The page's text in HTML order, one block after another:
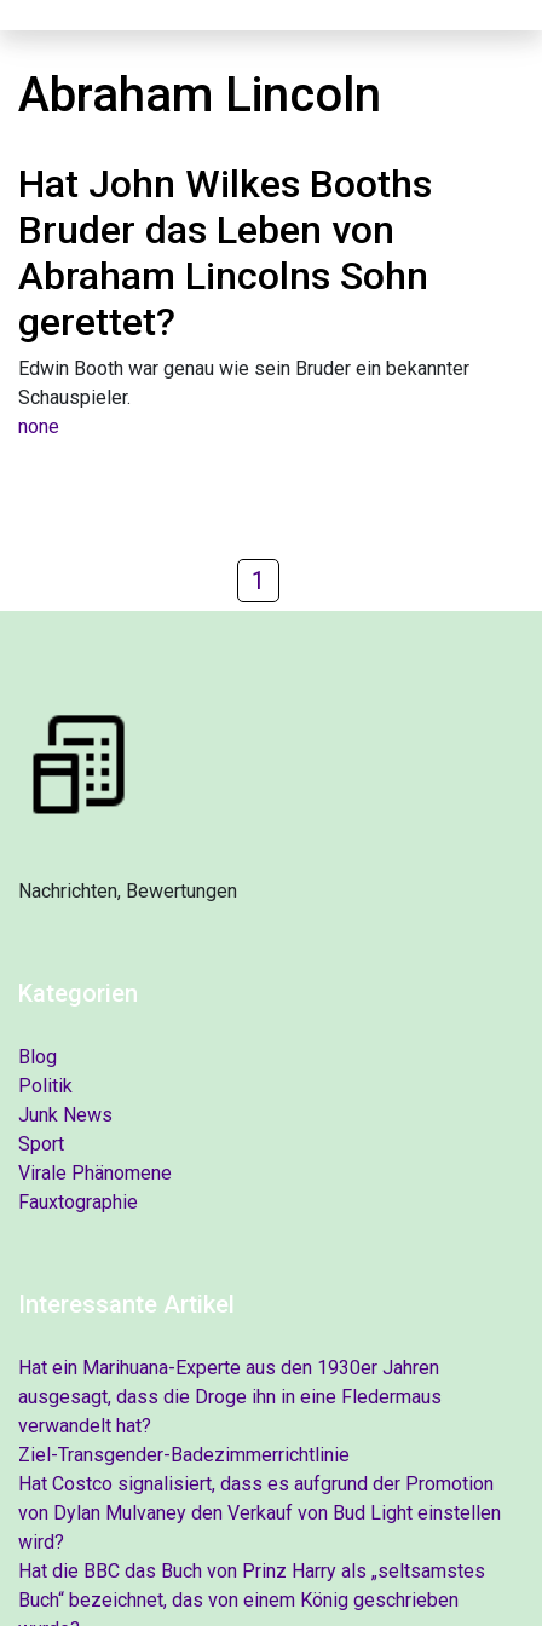
Abraham Lincoln
Hat John Wilkes Booths
Bruder das Leben von
Abraham Lincolns Sohn
gerettet?
Edwin Booth war genau wie sein Bruder ein bekannter
Schauspieler.
none
1
Nachrichten, Bewertungen
Kategorien
Blog
Politik
Junk News
Sport
Virale Phänomene
Fauxtographie
Interessante Artikel
Hat ein Marihuana-Experte aus den 1930er Jahren
ausgesagt, dass die Droge ihn in eine Fledermaus
verwandelt hat?
Ziel-Transgender-Badezimmerrichtlinie
Hat Costco signalisiert, dass es aufgrund der Promotion
von Dylan Mulvaney den Verkauf von Bud Light einstellen
wird?
Hat die BBC das Buch von Prinz Harry als „seltsamstes
Buch“ bezeichnet, das von einem König geschrieben